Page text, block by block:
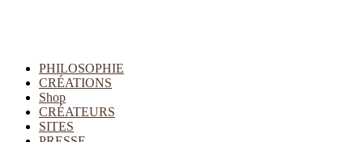
PHILOSOPHIE
CRÉATIONS
Shop
CRÉATEURS
SITES